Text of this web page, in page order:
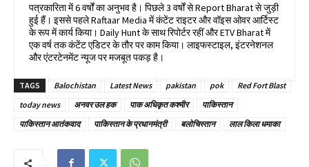
पत्रकारिता में 6 वर्षों का अनुभव है। पिछले 3 वर्षों से Report Bharat से जुड़ी
हुई हैं। इससे पहले Raftaar Media में कंटेंट राइटर और वॉइस ओवर आर्टिस्ट
के रूप में कार्य किया। Daily Hunt के साथ रिपोर्टर रहीं और ETV Bharat में
एक वर्ष तक कंटेंट एडिटर के तौर पर काम किया। लाइफस्टाइल, इंटरनेशनल
और एंटरटेनमेंट न्यूज पर मजबूत पकड़ है।
TAGS Balochistan Latest News pakistan pok
Red Fort Blast
today news
अनवर उल हक पाक अधिकृत कश्मीर
पाकिस्तान
पाकिस्तान आतंकवाद
पाकिस्तान के प्रधानमंत्री बलोचिस्तान लाल किला धमाका